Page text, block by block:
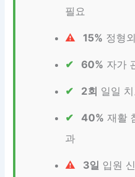
필요
15% 정형
60% 자가
2회 일일
40% 재활
과
3일 입원